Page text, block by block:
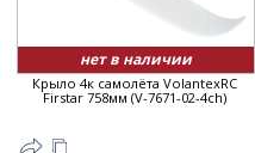
нет в наличии
Крыло 4к самолёта VolantexRC
Firstar 758мм (V-7671-02-4ch)